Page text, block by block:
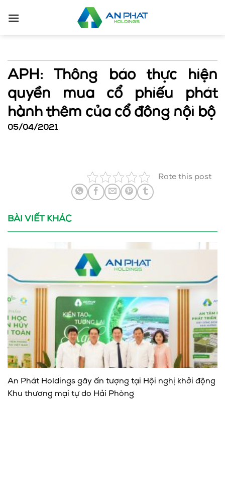
qua
APH: Thông báo thực hiện
quyền mua cổ phiếu phát
hành thêm của cổ đông nội bộ
05/04/2021
Rate this post
BÀI VIẾT KHÁC
An Phát Holdings gây ấn tượng tại Hội nghị khởi động
Khu thương mại tự do Hải Phòng